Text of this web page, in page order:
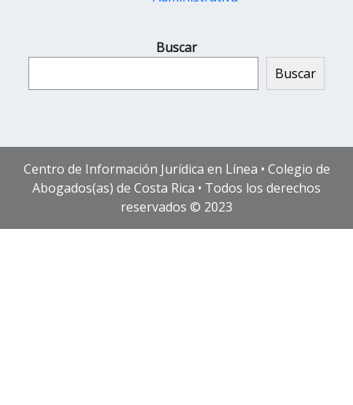
Buscar
Buscar
Centro de Información Jurídica en Línea • Colegio de
Abogados(as) de Costa Rica • Todos los derechos
reservados © 2023